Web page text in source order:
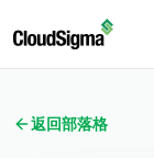
返回部落格